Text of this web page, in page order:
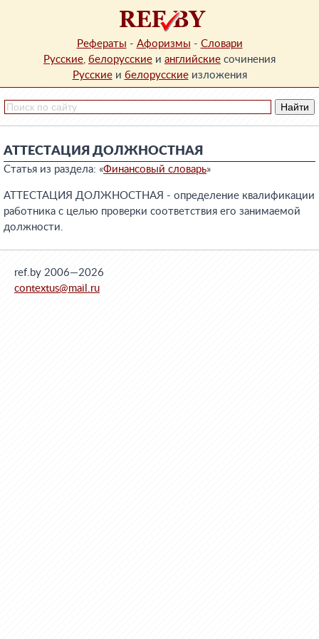
Рефераты - Афоризмы - Словари
Русские, белорусские и английские сочинения
Русскиеи белорусскиеизложения
АТТЕСТАЦИЯ ДОЛЖНОСТНАЯ
Статья из раздела: «Финансовый словарь»
АТТЕСТАЦИЯ ДОЛЖНОСТНАЯ - определение квалификации
работника с целью проверки соответствия его занимаемой
должности.
ref.by 2006—2026
contextus@mail.ru